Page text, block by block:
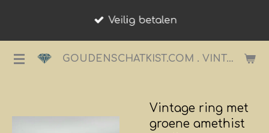
de
GOUDENSCHATKIST.COM . VINTAGE JUWELIER.
Veilig betalen
Vintage ring met
groene amethist